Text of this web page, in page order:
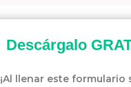
Descárgalo
¡Al llenar este formulario